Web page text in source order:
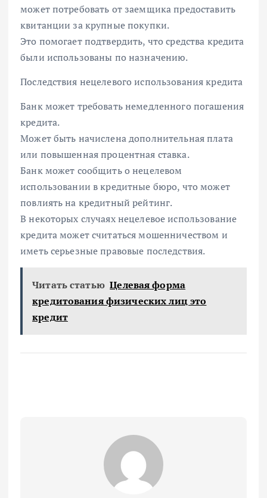
может потребовать от заемщика предоставить
квитанции за крупные покупки.
Это помогает подтвердить, что средства кредита
были использованы по назначению.
Последствия нецелевого использования кредита
Банк может требовать немедленного погашения
кредита.
Может быть начислена дополнительная плата
или повышенная процентная ставка.
Банк может сообщить о нецелевом
использовании в кредитные бюро, что может
повлиять на кредитный рейтинг.
В некоторых случаях нецелевое использование
кредита может считаться мошенничеством и
иметь серьезные правовые последствия.
Читать статью Целевая форма
кредитования физических лиц это
кредит